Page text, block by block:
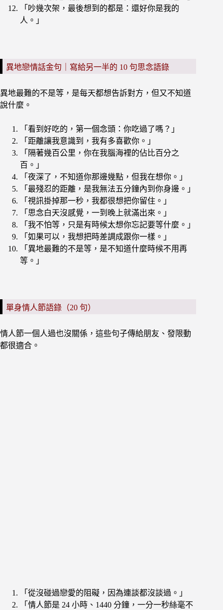
「吵幾次架，最後想到的都是：還好你是我的
人。」
異地戀情話金句｜寫給另一半的 10 句思念語錄
異地最難的不是等，是每天都想告訴對方，但又不知道
說什麼。
「看到好吃的，第一個念頭：你吃過了嗎？」
「距離讓我意識到，我有多喜歡你。」
「隔著幾百公里，你在我腦海裡的佔比百分之
百。」
「夜深了，不知道你那邊幾點，但我在想你。」
「最殘忍的距離，是我無法五分鐘內到你身邊。」
「視訊掛掉那一秒，我都很想把你留住。」
「思念白天沒感覺，一到晚上就滿出來。」
「我不怕等，只是有時候太想你忘記要等什麼。」
「如果可以，我想把時差調成跟你一樣。」
「異地最難的不是等，是不知道什麼時候不用再
等。」
單身情人節語錄（20 句）
情人節一個人過也沒關係，這些句子傳給朋友、發限動
都很適合。
「從沒碰過戀愛的阻礙，因為連談都沒談過。」
「情人節是 24 小時、1440 分鐘，一分一秒絲毫不